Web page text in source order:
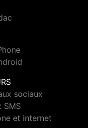
sociaux
SMS
et internet